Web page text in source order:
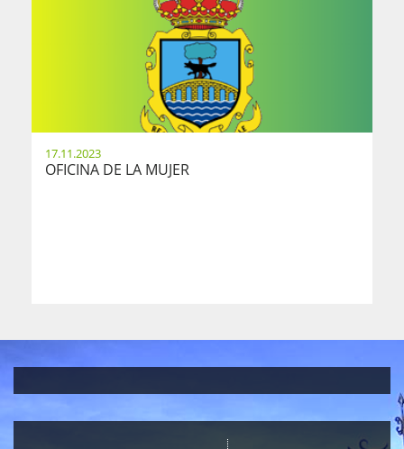
17.11.2023
OFICINA DE LA MUJER